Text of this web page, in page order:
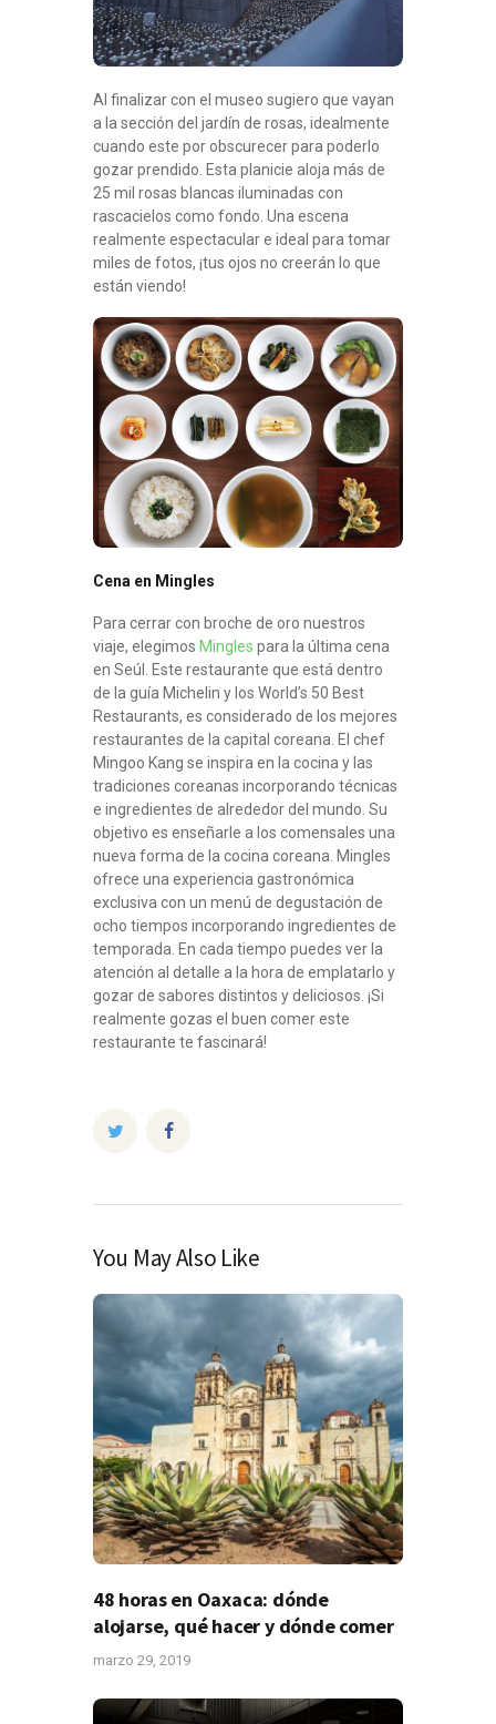
Al finalizar con el museo sugiero que vayan
a la sección del jardín de rosas, idealmente
cuando este por obscurecer para poderlo
gozar prendido. Esta planicie aloja más de
25 mil rosas blancas iluminadas con
rascacielos como fondo. Una escena
realmente espectacular e ideal para tomar
miles de fotos, ¡tus ojos no creerán lo que
están viendo!
Cena en Mingles
Para cerrar con broche de oro nuestros
viaje, elegimos Mingles para la última cena
en Seúl. Este restaurante que está dentro
de la guía Michelin y los World’s 50 Best
Restaurants, es considerado de los mejores
restaurantes de la capital coreana. El chef
Mingoo Kang se inspira en la cocina y las
tradiciones coreanas incorporando técnicas
e ingredientes de alrededor del mundo. Su
objetivo es enseñarle a los comensales una
nueva forma de la cocina coreana. Mingles
ofrece una experiencia gastronómica
exclusiva con un menú de degustación de
ocho tiempos incorporando ingredientes de
temporada. En cada tiempo puedes ver la
atención al detalle a la hora de emplatarlo y
gozar de sabores distintos y deliciosos. ¡Si
realmente gozas el buen comer este
restaurante te fascinará!
You May Also Like
48 horas en Oaxaca: dónde
alojarse, qué hacer y dónde comer
marzo 29, 2019